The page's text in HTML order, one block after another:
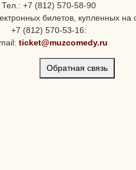
Тел.: +7 (812) 570-58-90
билетов, купленных на
+7 (812) 570-53-16:
ticket@muzcomedy.ru
Обратная связь